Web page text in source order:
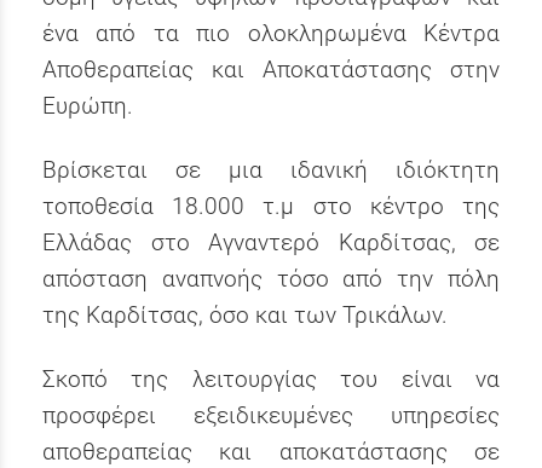
ένα από τα πιο ολοκληρωμένα Κέντρα
Αποθεραπείας και Αποκατάστασης στην
Ευρώπη.
Βρίσκεται σε μια ιδανική ιδιόκτητη
τοποθεσία 18.000 τ.μ στο κέντρο της
Ελλάδας στο Αγναντερό Καρδίτσας, σε
απόσταση αναπνοής τόσο από την πόλη
της Καρδίτσας, όσο και των Τρικάλων.
Σκοπό της λειτουργίας του είναι να
προσφέρει εξειδικευμένες υπηρεσίες
αποθεραπείας και αποκατάστασης σε